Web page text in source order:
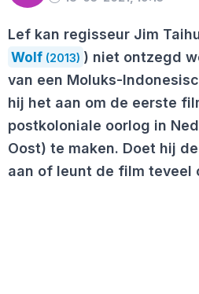
Lef kan regisseur Jim
Wolf (2013) ) niet ontzegd
van een Moluks-
hij het aan om de eerste
postkoloniale oorlog in
Oost) te maken. Doet hij
aan of leunt de film teveel